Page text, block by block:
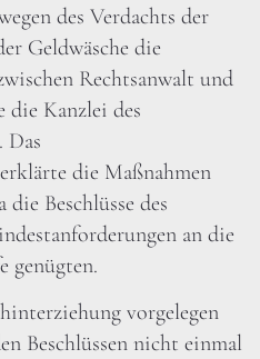
des Verdachts der
Geldwäsche die
Rechtsanwalt und
die Kanzlei des
Das
die Maßnahmen
Beschlüsse des
an die
genügten.
vorgelegen
Beschlüssen nicht einmal